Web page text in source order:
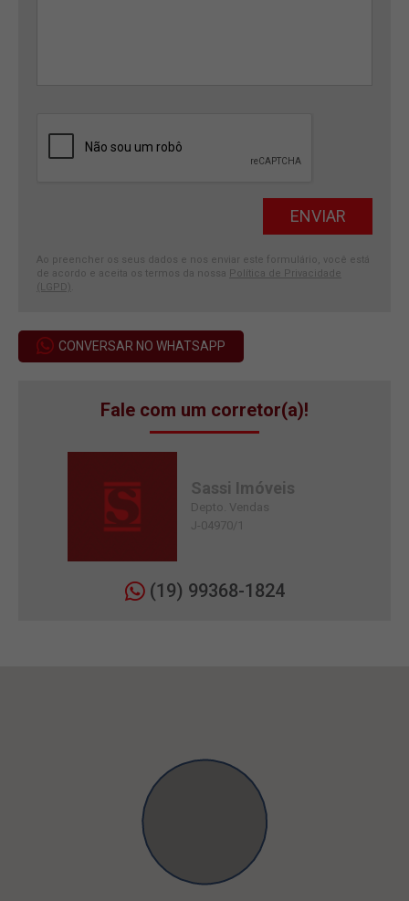
Ao preencher os seus dados e nos enviar este formulário, você está
de acordo e aceita os termos da nossa Política de Privacidade
(LGPD)
CONVERSAR NO WHATSAPP
Fale com um corretor(a)!
Sassi Imóveis
Depto. Vendas
J-04970/1
(19) 99368-1824